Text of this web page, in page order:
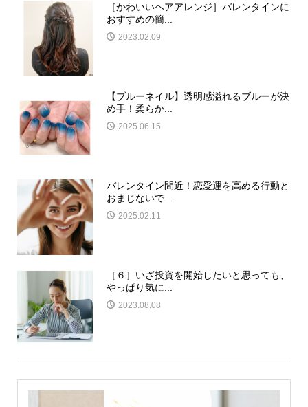
［かわいいヘアアレンジ］バレンタインに
おすすめの簡...
2023.02.09
【ブルーネイル】透明感溢れるブルーが決
め手！柔らか...
2025.06.15
バレンタイン間近！恋愛運を高める行動と
おまじないで...
2025.02.11
［６］いざ投資を開始したいと思っても、
やっぱり気に...
2023.08.08